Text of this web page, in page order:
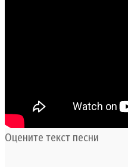
Оцените текст песни